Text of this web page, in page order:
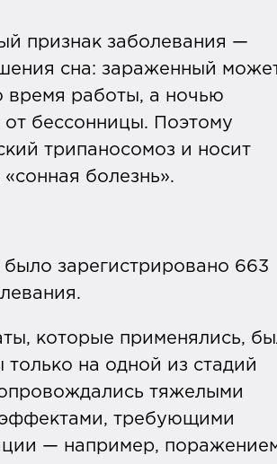
признак заболевания —
сна: зараженный
время работы, а ночью
от бессонницы. Поэтому
трипаносомоз и носит
«сонная болезнь».
было зарегистрировано 663
которые применялись,
на одной из стадий
тяжелыми
требующими
— например,